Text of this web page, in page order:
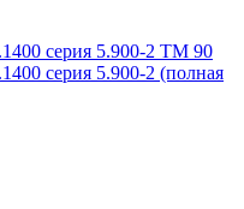
серия 5.900-2 ТМ 90
серия 5.900-2 (полная